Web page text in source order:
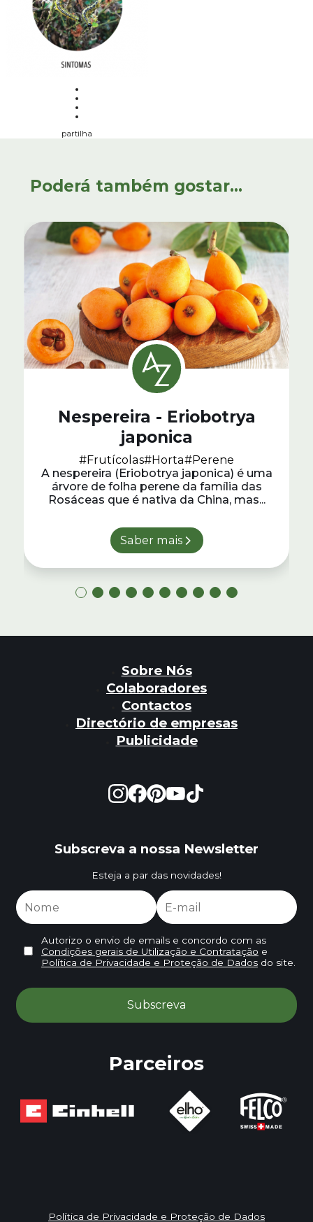
partilha
Poderá também gostar...
Nespereira - Eriobotrya
japonica
#Frutícolas#Horta#Perene
A nespereira (Eriobotrya japonica) é uma
árvore de folha perene da família das
Rosáceas que é nativa da China, mas...
Saber mais
Sobre Nós
Colaboradores
Contactos
Directório de empresas
Publicidade
Subscreva a nossa Newsletter
Esteja a par das novidades!
Autorizo o envio de emails e concordo com as
Condições gerais de Utilização e Contratação e
Política de Privacidade e Proteção de Dadosdo site.
Parceiros
Política de Privacidade e Proteção de Dados